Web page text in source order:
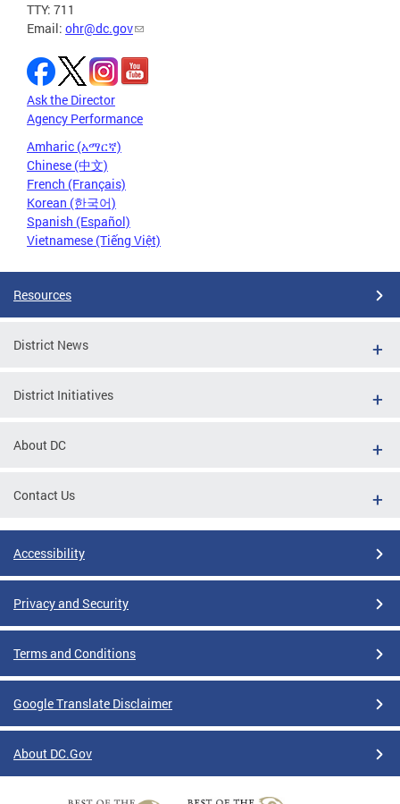
TTY: 711
Email: ohr@dc.gov
Ask the Director
Agency Performance
Amharic (አማርኛ)
Chinese (中文)
French (Français)
Korean (한국어)
Spanish (Español)
Vietnamese (Tiếng Việt)
Resources
District News
District Initiatives
About DC
Contact Us
Accessibility
Privacy and Security
Terms and Conditions
Google Translate Disclaimer
About DC.Gov